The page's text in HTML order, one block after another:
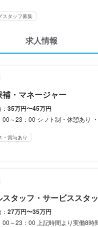
スタッフ募集
求人情報
補・マネージャー
35万円〜45万円
00～23：00 シフト制・休憩あり
・賞与あり
スタッフ・サービススタ
27万円〜35万円
00～23：00 上記時間より実働8
円〜450,000円
力は考慮致します
り
支給
10000円
　5000円
円〜350,000円
力は考慮致します
り
支給
10000円
　5000円
円〜
力は考慮致します
り
支給
10000円
　5000円
円〜1,500円
間
15：00　週2日～OK
のみ勤務OK
(毎回、時間・曜日を選べる)
休暇
のシフト制
OK(土日休み)
円〜
は時給1500円～！
プあり
4週換算で計算した目安
りに働く学生アルバイトさん
間